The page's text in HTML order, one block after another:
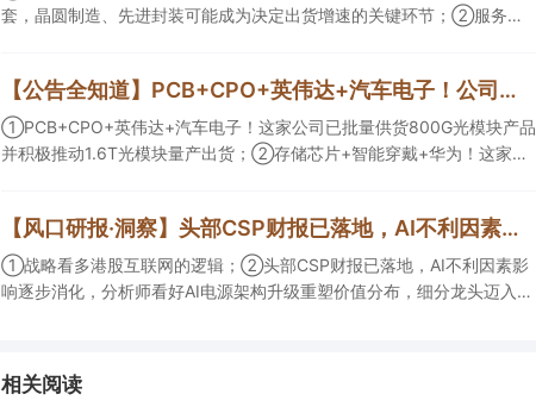
套，晶圆制造、先进封装可能成为决定出货增速的关键环节；②服务器
由送样验证逐步进入小批量应用，中低速率产品替代有望加快，400G、
800G产品正进入认证和导入阶段。
【公告全知道】PCB+CPO+英伟达+汽车电子！公司已批量供货800G光模块
①PCB+CPO+英伟达+汽车电子！这家公司已批量供货800G光模块产品
并积极推动1.6T光模块量产出货；②存储芯片+智能穿戴+华为！这家公
【风口研报·洞察】头部CSP财报已落地，AI不利因素影响逐步消化，分析师看好AI电源架构升级重塑价值分布，细分龙头迈入放量验证阶段；战略看多港股互联网的逻辑
①战略看多港股互联网的逻辑；②头部CSP财报已落地，AI不利因素影
响逐步消化，分析师看好AI电源架构升级重塑价值分布，细分龙头迈入放
度覆盖；④在个股机构关注度排行中，华峰化学首次上榜，前五名依次
为东鹏饮料>药明康德>百润股份>华峰化学>健盛集团。
相关阅读